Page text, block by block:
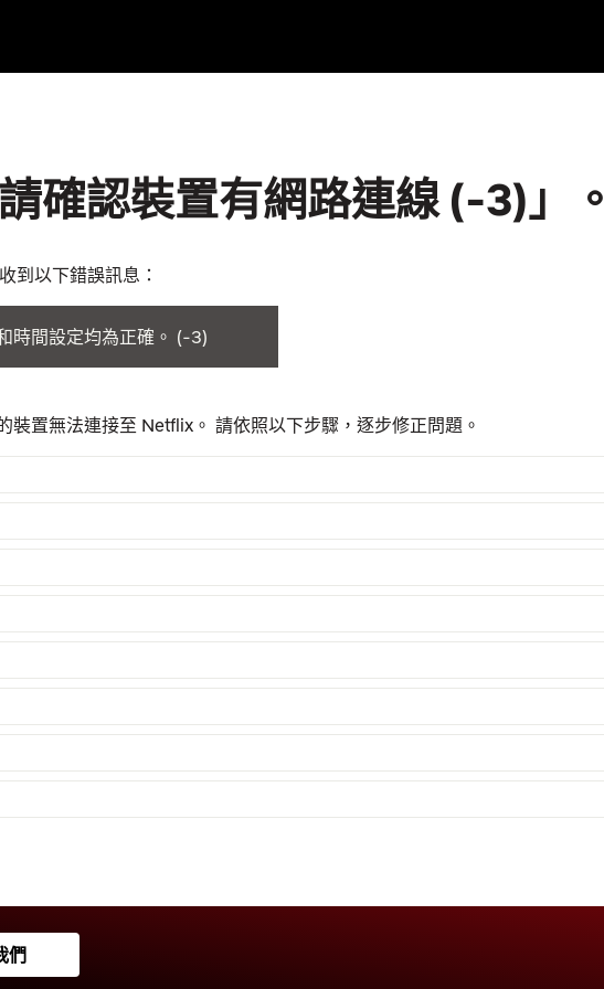
確認裝置有網路連線 (-3)」。
到以下錯誤訊息：
時間設定均為正確。 (-3)
裝置無法連接至 Netflix。 請依照以下步驟，逐步修正問題。
們